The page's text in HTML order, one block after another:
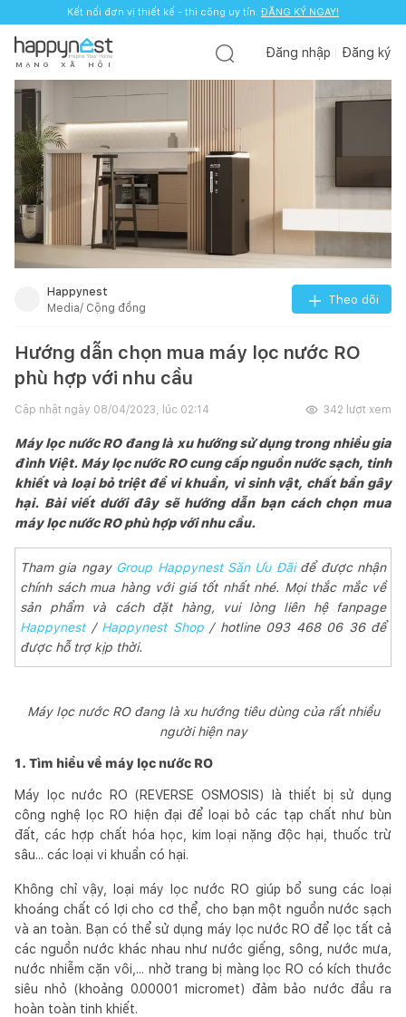
Kết nối đơn vị thiết kế - thi công uy tín. ĐĂNG KÝ NGAY!
M Ạ N G X Ã H Ộ I
Đăng nhập Đăng ký
Happynest
Media/ Cộng đồng
Theo dõi
Hướng dẫn chọn mua máy lọc nước RO
phù hợp với nhu cầu
Cập nhật ngày 08/04/2023, lúc 02:14 342 lượt xem
Máy lọc nước RO đang là xu hướng sử dụng trong nhiều gia
đình Việt. Máy lọc nước RO cung cấp nguồn nước sạch, tinh
khiết và loại bỏ triệt để vi khuẩn, vi sinh vật, chất bẩn gây
hại. Bài viết dưới đây sẽ hướng dẫn bạn cách chọn mua
máy lọc nước RO phù hợp với nhu cầu.
Tham gia ngay Group Happynest Săn Ưu Đãi để được nhận
chính sách mua hàng với giá tốt nhất nhé. Mọi thắc mắc về
sản phẩm và cách đặt hàng, vui lòng liên hệ fanpage
Happynest/ Happynest Shop/ hotline 093 468 06 36 để
được hỗ trợ kịp thời.
Máy lọc nước RO đang là xu hướng tiêu dùng của rất nhiều
người hiện nay
1. Tìm hiểu về máy lọc nước RO
Máy lọc nước RO (REVERSE OSMOSIS) là thiết bị sử dụng
công nghệ lọc RO hiện đại để loại bỏ các tạp chất như bùn
đất, các hợp chất hóa học, kim loại nặng độc hại, thuốc trừ
sâu... các loại vi khuẩn có hại.
Không chỉ vậy, loại máy lọc nước RO giúp bổ sung các loại
khoáng chất có lợi cho cơ thể, cho bạn một nguồn nước sạch
và an toàn. Bạn có thể sử dụng máy lọc nước RO để lọc tất cả
các nguồn nước khác nhau như nước giếng, sông, nước mưa,
nước nhiễm cặn vôi,... nhờ trang bị màng lọc RO có kích thước
siêu nhỏ (khoảng 0.00001 micromet) đảm bảo nước đầu ra
hoàn toàn tinh khiết.